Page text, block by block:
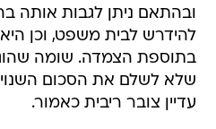
ובהתאם ניתן לגבות אותה
בתוספת הצמדה. שומה
שלא לשלם את הסכום
עדיין צובר ריבית כאמור.